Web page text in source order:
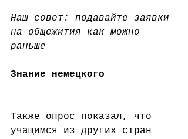
Наш совет: подавайте заявки
на общежития как можно
раньше
Знание немецкого
Также опрос показал, что
учащимся из других стран